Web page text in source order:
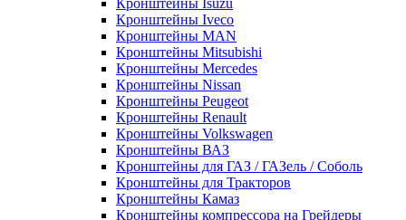
Кронштейны Iveco
Кронштейны MAN
Кронштейны Mitsubishi
Кронштейны Mеrcedes
Кронштейны Nissan
Кронштейны Peugeot
Кронштейны Renault
Кронштейны Volkswagen
Кронштейны ВАЗ
Кронштейны для ГАЗ / ГАЗель / Соболь
Кронштейны для Тракторов
Кронштейны Камаз
Кронштейны компрессора на Грейдеры